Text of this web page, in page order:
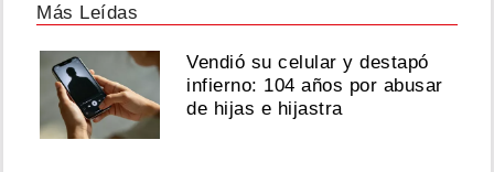
Más Leídas
Vendió su celular y destapó
infierno: 104 años por abusar
de hijas e hijastra